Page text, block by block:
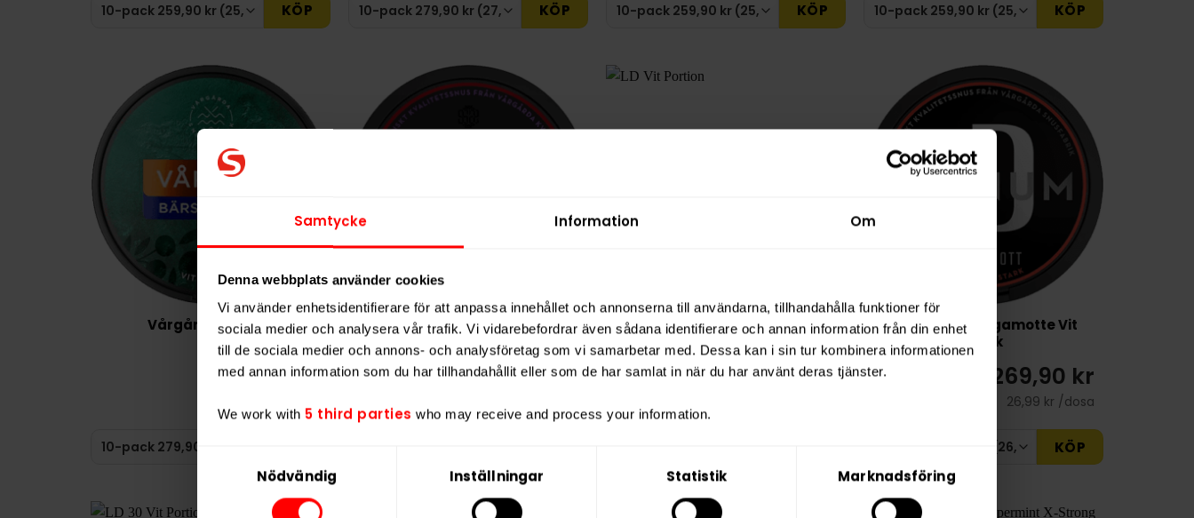
Samtycke Information Om
Denna webbplats använder cookies
Vi använder enhetsidentifierare för att anpassa innehållet och annonserna till användarna, tillhandahålla funktioner för
sociala medier och analysera vår trafik. Vi vidarebefordrar även sådana identifierare och annan information från din enhet
till de sociala medier och annons- och analysföretag som vi samarbetar med. Dessa kan i sin tur kombinera informationen
med annan information som du har tillhandahållit eller som de har samlat in när du har använt deras tjänster.
We work with 5 third parties who may receive and process your information.
Samtyckesval
Nödvändig Inställningar Statistik Marknadsföring
KÖP KÖP KÖP KÖP
Vårgårda Bärstig
279,90 kr
LD Salmiak Stark Portion
259,90 kr
LD Vit Portion
259,90 kr
LD Signum Bergamotte Vit
Stark
269,90 kr
26,99 kr /dosa
KÖP